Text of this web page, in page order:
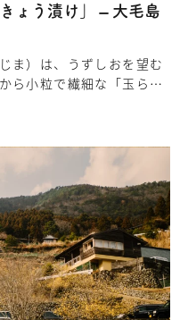
ょう漬け」 – 大毛島
ま）は、うずしおを望む
ら小粒で繊細な「玉らっ